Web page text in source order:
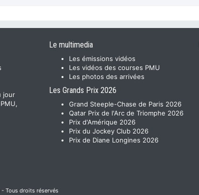
jour
Le multimedia
Les émissions vidéos
Les vidéos des courses PMU
Les photos des arrivées
Les Grands Prix 2026
Grand Steeple-Chase de Paris 2026
Qatar Prix de l'Arc de Triomphe 2026
Prix d'Amérique 2026
Prix du Jockey Club 2026
Prix de Diane Longines 2026
Tous droits réservés